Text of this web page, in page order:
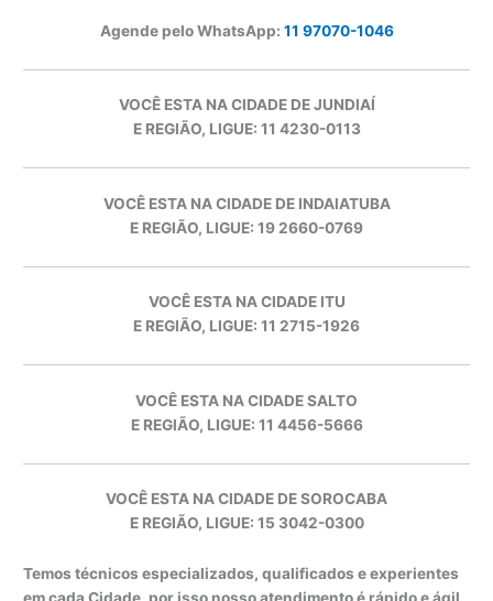
Agende pelo WhatsApp: 11 97070-1046
VOCÊ ESTA NA CIDADE DE JUNDIAÍ
E REGIÃO, LIGUE: 11 4230-0113
VOCÊ ESTA NA CIDADE DE INDAIATUBA
E REGIÃO, LIGUE: 19 2660-0769
VOCÊ ESTA NA CIDADE ITU
E REGIÃO, LIGUE: 11 2715-1926
VOCÊ ESTA NA CIDADE SALTO
E REGIÃO, LIGUE: 11 4456-5666
VOCÊ ESTA NA CIDADE DE SOROCABA
E REGIÃO, LIGUE: 15 3042-0300
Temos técnicos especializados, qualificados e experientes